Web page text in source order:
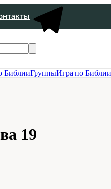
БиблииГруппыИгра по Библии
19